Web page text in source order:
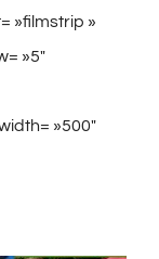
»filmstrip »
»5″
»500″